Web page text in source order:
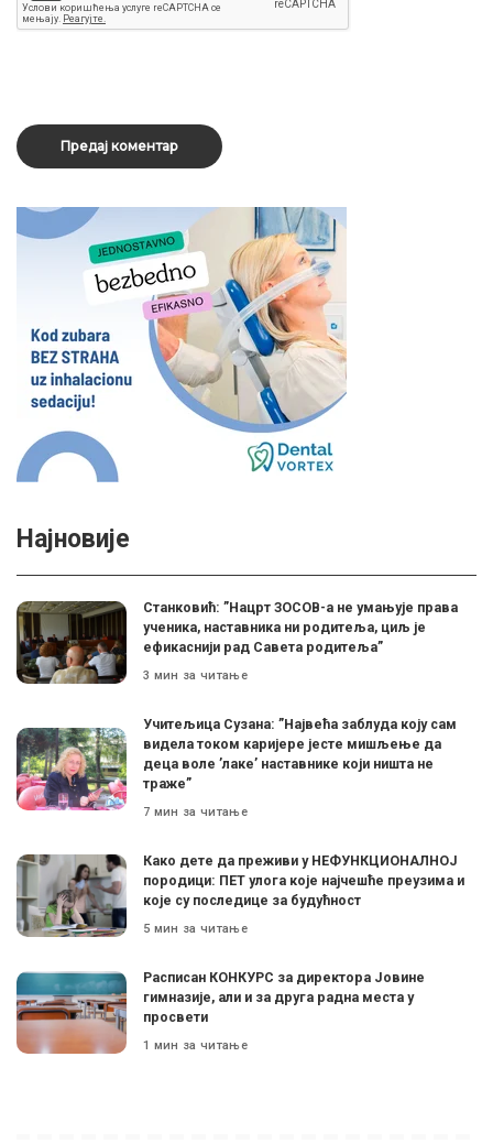
Најновије
Станковић: ”Нацрт ЗОСОВ-а не умањује права
ученика, наставника ни родитеља, циљ је
ефикаснији рад Савета родитеља”
3 мин за читање
Учитељица Сузана: ”Највећа заблуда коју сам
видела током каријере јесте мишљење да
деца воле ’лаке’ наставнике који ништа не
траже”
7 мин за читање
Како дете да преживи у НЕФУНКЦИОНАЛНОЈ
породици: ПЕТ улога које најчешће преузима и
које су последице за будућност
5 мин за читање
Расписан КОНКУРС за директора Јовине
гимназије, али и за друга радна места у
просвети
1 мин за читање